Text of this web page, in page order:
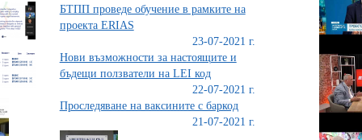
БТПП проведе обучение в рамките на
проекта ЕRIAS
23-07-2021 г.
Нови възможности за настоящите и
бъдещи ползватели на LEI код
22-07-2021 г.
Проследяване на ваксините с баркод
21-07-2021 г.